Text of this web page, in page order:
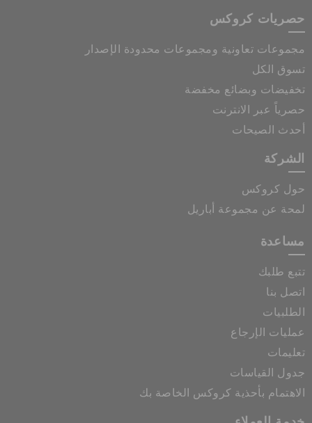
حصريات كروكس
مجموعات تعاونية ومجموعات محدودة الإصدار
تسوق الكل
تخفيضات وبضائع مخفضة
حصرياً عبر الانترنت
أحدث الصيحات
الشركة
حول كروكس
لمحة عن مجموعة أباريل
مساعدة
تتبع طلبك
اتصل بنا
الطلبيات
عمليات الإرجاع
تعليمات
جدول القياسات
الاهتمام بأحذية كروكس الخاصة بك